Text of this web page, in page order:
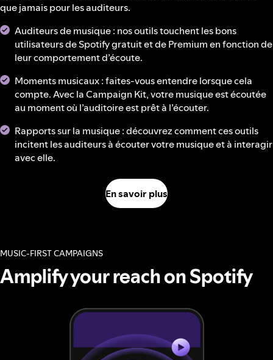
que jamais pour les auditeurs.
Auditeurs de musique : nos outils touchent les bons
utilisateurs de Spotify gratuit et de Premium en fonction de
leur comportement d’écoute.
Moments musicaux : faites-vous entendre lorsque cela
compte. Avec la Campaign Kit, votre musique est écoutée
au moment où l’auditoire est prêt à l’écouter.
Rapports sur la musique : découvrez comment ces outils
incitent les auditeurs à écouter votre musique et à interagir
avec elle.
En savoir plus
MUSIC-FIRST CAMPAIGNS
Amplify your reach on Spotify